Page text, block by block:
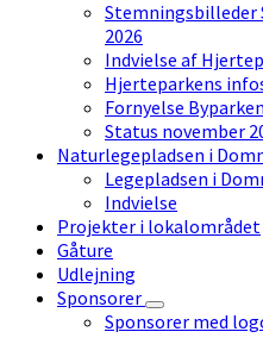
Stemningsbilleder
2026
Indvielse af
Hjerteparkens
Fornyelse Byparken
Status november
Naturlegepladsen i
Legepladsen i
Indvielse
Projekter i lokalområdet
Gåture
Udlejning
Sponsorer
Sponsorer med